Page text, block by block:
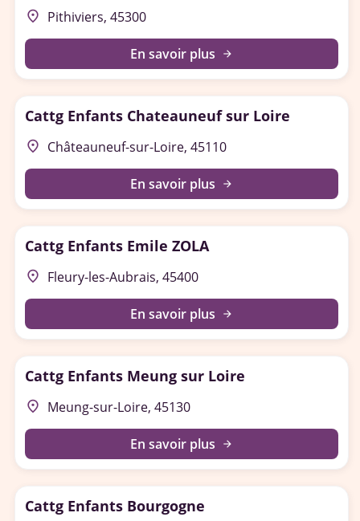
place Pithiviers, 45300
En savoir plus arrow_forward
Cattg Enfants Chateauneuf sur Loire
place Châteauneuf-sur-Loire, 45110
En savoir plus arrow_forward
Cattg Enfants Emile ZOLA
place Fleury-les-Aubrais, 45400
En savoir plus arrow_forward
Cattg Enfants Meung sur Loire
place Meung-sur-Loire, 45130
En savoir plus arrow_forward
Cattg Enfants Bourgogne